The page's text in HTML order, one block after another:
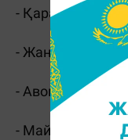
- Қара шоколад
- Жаңғақ
- Авокадо мен
- Майлы балық